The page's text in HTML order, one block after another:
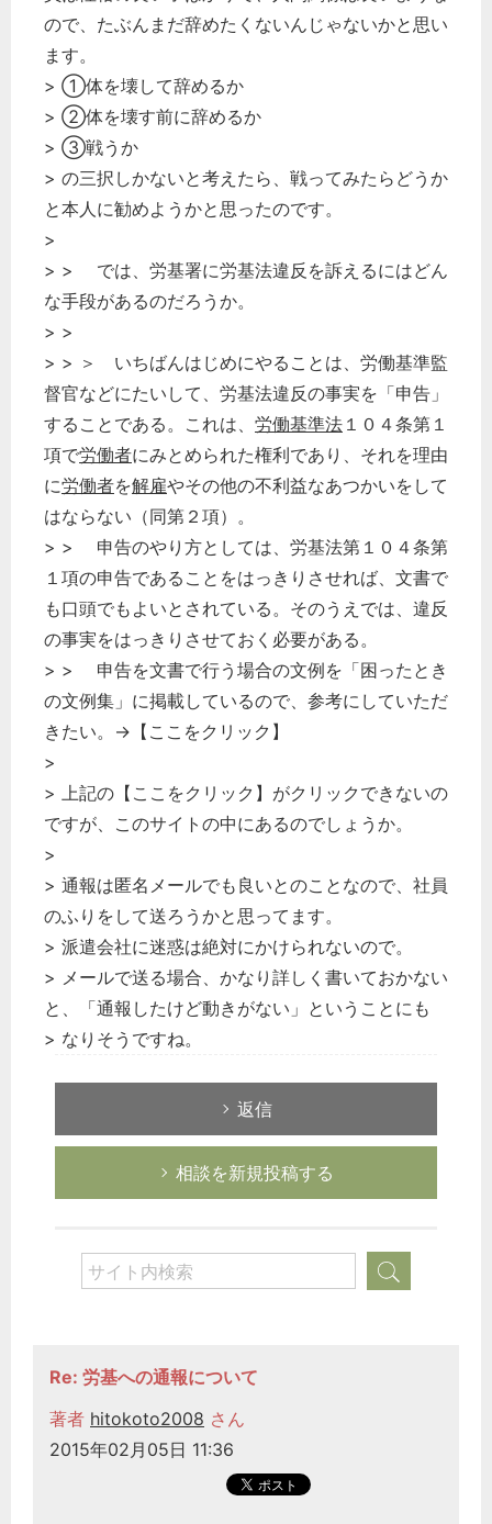
ので、たぶんまだ辞めたくないんじゃないかと思い
ます。
> ①体を壊して辞めるか
> ②体を壊す前に辞めるか
> ③戦うか
> の三択しかないと考えたら、戦ってみたらどうか
と本人に勧めようかと思ったのです。
>
> > では、労基署に労基法違反を訴えるにはどん
な手段があるのだろうか。
> >
> > ＞ いちばんはじめにやることは、労働基準監
督官などにたいして、労基法違反の事実を「申告」
することである。これは、 労働基準法 １０４条第１
項で労働者にみとめられた権利であり、それを理由
に労働者を解雇やその他の不利益なあつかいをして
はならない（同第２項）。
> > 申告のやり方としては、労基法第１０４条第
１項の申告であることをはっきりさせれば、文書で
も口頭でもよいとされている。そのうえでは、違反
の事実をはっきりさせておく必要がある。
> > 申告を文書で行う場合の文例を「困ったとき
の文例集」に掲載しているので、参考にしていただ
きたい。→【ここをクリック】
>
> 上記の【ここをクリック】がクリックできないの
ですが、このサイトの中にあるのでしょうか。
>
> 通報は匿名メールでも良いとのことなので、社員
のふりをして送ろうかと思ってます。
> 派遣会社に迷惑は絶対にかけられないので。
> メールで送る場合、かなり詳しく書いておかない
と、「通報したけど動きがない」ということにも
> なりそうですね。
返信
相談を新規投稿する
Re: 労基への通報について
著者 hitokoto2008 さん
2015年02月05日 11:36